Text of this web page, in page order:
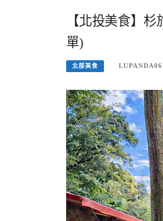
【北投美食】
單)
北部美食